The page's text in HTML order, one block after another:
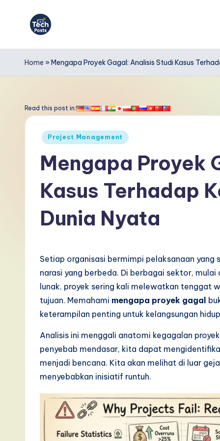
T
e
h
si
Home » Mengapa Proyek Gagal: Analisis Studi Kasus
Read this post in:
Posted
Project Management
Mengapa Proyek
Kasus Terhadap
Dunia Nyata
Setiap organisasi bermimpi pelaksanaan yang
narasi yang berbeda. Di berbagai sektor,
lunak, proyek sering kali melewatkan tenggat
tujuan. Memahami mengapa proyek gagal
keterampilan penting untuk kelangsungan
Analisis ini menggali anatomi kegagalan
penyebab mendasar, kita dapat
menjadi bencana. Kita akan melihat di luar
menyebabkan inisiatif runtuh.